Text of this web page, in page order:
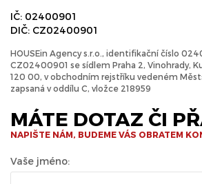
IČ: 02400901
DIČ: CZ02400901
HOUSEin Agency s.r.o., identifikační číslo
CZ02400901 se sídlem Praha 2, Vinohrady,
120 00, v obchodním rejstříku vedeném
zapsaná v oddílu C, vložce 218959
MÁTE DOTAZ ČI
NAPIŠTE NÁM, BUDEME VÁS OBRATEM
Vaše jméno: